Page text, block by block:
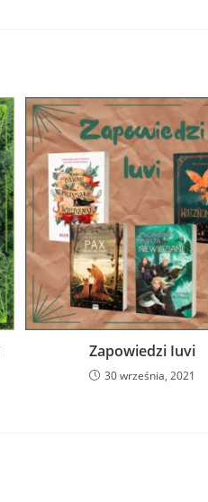
Zapowiedzi Iuvi
30 września, 2021